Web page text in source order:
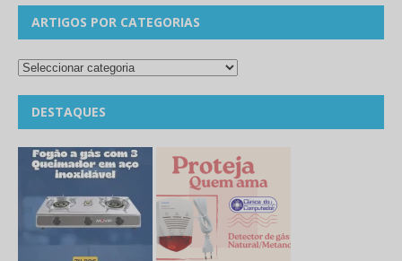
ARTIGOS POR CATEGORIAS
DESTAQUES